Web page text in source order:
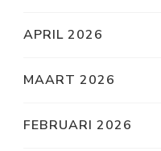
APRIL 2026
MAART 2026
FEBRUARI 2026